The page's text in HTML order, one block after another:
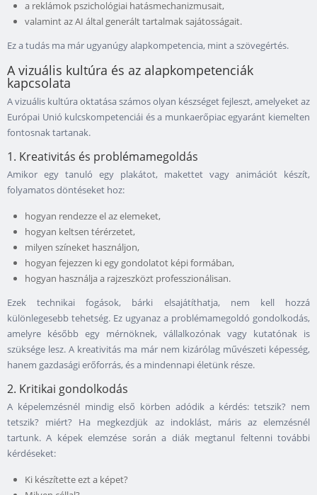
a reklámok pszichológiai hatásmechanizmusait,
valamint az AI által generált tartalmak sajátosságait.
Ez a tudás ma már ugyanúgy alapkompetencia, mint a szövegértés.
A vizuális kultúra és az alapkompetenciák
kapcsolata
A vizuális kultúra oktatása számos olyan készséget fejleszt, amelyeket az
Európai Unió kulcskompetenciái és a munkaerőpiac egyaránt kiemelten
fontosnak tartanak.
1. Kreativitás és problémamegoldás
Amikor egy tanuló egy plakátot, makettet vagy animációt készít,
folyamatos döntéseket hoz:
hogyan rendezze el az elemeket,
hogyan keltsen térérzetet,
milyen színeket használjon,
hogyan fejezzen ki egy gondolatot képi formában,
hogyan használja a rajzeszközt professzionálisan.
Ezek technikai fogások, bárki elsajátíthatja, nem kell hozzá
különlegesebb tehetség. Ez ugyanaz a problémamegoldó gondolkodás,
amelyre később egy mérnöknek, vállalkozónak vagy kutatónak is
szüksége lesz. A kreativitás ma már nem kizárólag művészeti képesség,
hanem gazdasági erőforrás, és a mindennapi életünk része.
2. Kritikai gondolkodás
A képelemzésnél mindig első körben adódik a kérdés: tetszik? nem
tetszik? miért? Ha megkezdjük az indoklást, máris az elemzésnél
tartunk. A képek elemzése során a diák megtanul feltenni további
kérdéseket:
Ki készítette ezt a képet?